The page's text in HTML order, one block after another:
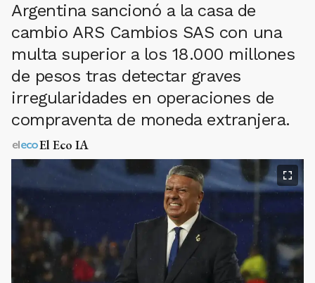
Argentina sancionó a la casa de
cambio ARS Cambios SAS con una
multa superior a los 18.000 millones
de pesos tras detectar graves
irregularidades en operaciones de
compraventa de moneda extranjera.
El Eco IA